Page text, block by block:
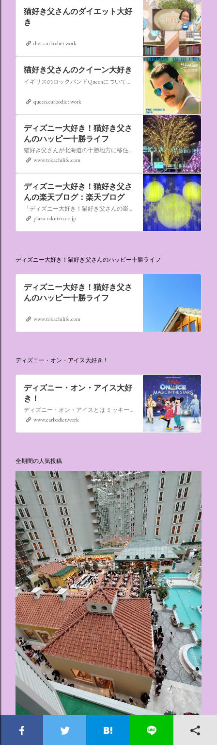
猫好き父さんのダイエット大好
き
diet.carbodiet.work
猫好き父さんのクイーン大好き
イギリスのロックバンドQueenについての情報をアップします。
queen.carbodiet.work
ディズニー大好き！猫好き父さ
んのハッピー十勝ライフ
猫好き父さんが北海道の十勝地方に移住しました。なれない北海道の暮らしについてお伝えします。
www.tokachilife.com
ディズニー大好き！猫好き父さ
んの楽天ブログ：楽天ブログ
「ディズニー大好き！猫好き父さんの楽天ブログ」にようこそ！ いろんなブログサービスが廃止になるなか満を持して楽天ブログをはじめようと思います。 よろしくお願いいたします。
plaza.rakuten.co.jp
ディズニー大好き！猫好き父さんのハッピー十勝ライフ
ディズニー大好き！猫好き父さ
んのハッピー十勝ライフ
www.tokachilife.com
ディズニー・オン・アイス大好き！
ディズニー・オン・アイス大好
き！
ディズニー・オン・アイスとは ミッキーマウスやミニーマウスをはじめ、たくさんのディズニーキャラクターが登場し、世代を超えて愛され続けている、氷の上のミュージカルショーです。
www.carbodiet.work
全期間の人気投稿
数え切れないほどのメニュー、圧巻の朝食